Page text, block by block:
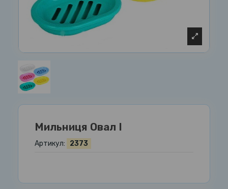
Мильниця Овал І
Артикул: 2373